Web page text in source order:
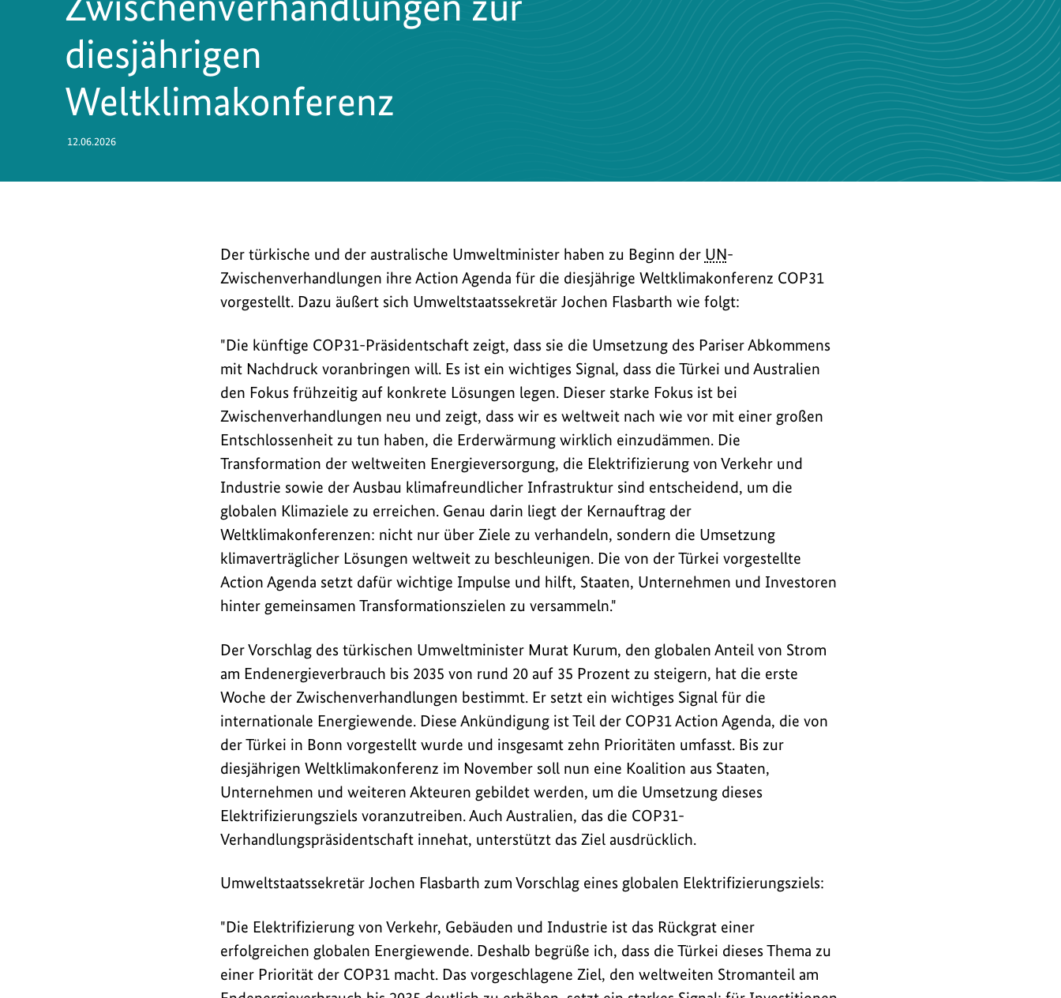
diesjährigen
Weltklimakonferenz
12.06.2026
Der
türkische
und
australische
Umweltminister
haben
zu
Beginn
der
UN-
Zwischenverhandlungen
ihre
Action
Agenda
für
die
Weltklimakonferenz
COP31
vorgestellt.
Umweltstaatssekretär
Jochen
Flasbarth
nimmt
Stellung
dazu.
Der türkische und der australische Umweltminister haben zu Beginn der UN-
Zwischenverhandlungen ihre Action Agenda für die diesjährige Weltklimakonferenz COP31
vorgestellt. Dazu äußert sich Umweltstaatssekretär Jochen Flasbarth wie folgt:
"Die künftige COP31-Präsidentschaft zeigt, dass sie die Umsetzung des Pariser Abkommens
mit Nachdruck voranbringen will. Es ist ein wichtiges Signal, dass die Türkei und Australien
den Fokus frühzeitig auf konkrete Lösungen legen. Dieser starke Fokus ist bei
Zwischenverhandlungen neu und zeigt, dass wir es weltweit nach wie vor mit einer großen
Entschlossenheit zu tun haben, die Erderwärmung wirklich einzudämmen. Die
Transformation der weltweiten Energieversorgung, die Elektrifizierung von Verkehr und
Industrie sowie der Ausbau klimafreundlicher Infrastruktur sind entscheidend, um die
globalen Klimaziele zu erreichen. Genau darin liegt der Kernauftrag der
Weltklimakonferenzen: nicht nur über Ziele zu verhandeln, sondern die Umsetzung
klimaverträglicher Lösungen weltweit zu beschleunigen. Die von der Türkei vorgestellte
Action Agenda setzt dafür wichtige Impulse und hilft, Staaten, Unternehmen und Investoren
hinter gemeinsamen Transformationszielen zu versammeln."
Der Vorschlag des türkischen Umweltminister Murat Kurum, den globalen Anteil von Strom
am Endenergieverbrauch bis 2035 von rund 20 auf 35 Prozent zu steigern, hat die erste
Woche der Zwischenverhandlungen bestimmt. Er setzt ein wichtiges Signal für die
internationale Energiewende. Diese Ankündigung ist Teil der COP31 Action Agenda, die von
der Türkei in Bonn vorgestellt wurde und insgesamt zehn Prioritäten umfasst. Bis zur
diesjährigen Weltklimakonferenz im November soll nun eine Koalition aus Staaten,
Unternehmen und weiteren Akteuren gebildet werden, um die Umsetzung dieses
Elektrifizierungsziels voranzutreiben. Auch Australien, das die COP31-
Verhandlungspräsidentschaft innehat, unterstützt das Ziel ausdrücklich.
Umweltstaatssekretär Jochen Flasbarth zum Vorschlag eines globalen Elektrifizierungsziels:
"Die Elektrifizierung von Verkehr, Gebäuden und Industrie ist das Rückgrat einer
erfolgreichen globalen Energiewende. Deshalb begrüße ich, dass die Türkei dieses Thema zu
einer Priorität der COP31 macht. Das vorgeschlagene Ziel, den weltweiten Stromanteil am